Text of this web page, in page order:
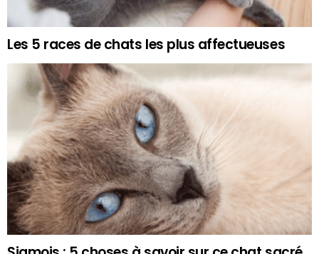
Les 5 races de chats les plus affectueuses